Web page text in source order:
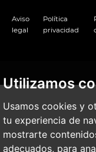
Utilizamos
Usamos cookies y
tu experiencia de
mostrarte
adecuados, para
Aviso
legal
Política
privacidad